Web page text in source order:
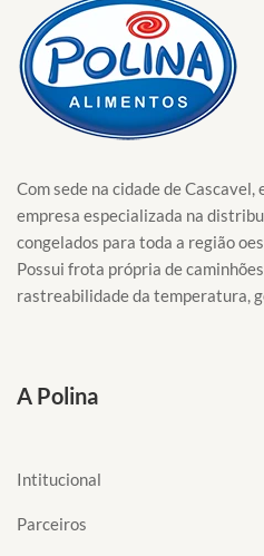
Com sede na cidade de Cascavel,
empresa especializada na
congelados para toda a região
Possui frota própria de
rastreabilidade da temperatura,
A Polina
Intitucional
Parceiros